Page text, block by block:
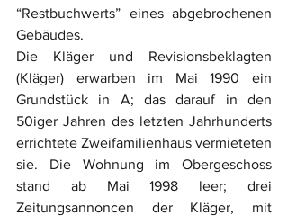
“Restbuchwerts” eines abgebrochenen
Gebäudes.
Die Kläger und Revisionsbeklagten
(Kläger) erwarben im Mai 1990 ein
Grundstück in A; das darauf in den
50iger Jahren des letzten Jahrhunderts
errichtete Zweifamilienhaus vermieteten
sie. Die Wohnung im Obergeschoss
stand ab Mai 1998 leer; drei
Zeitungsannoncen der Kläger, mit